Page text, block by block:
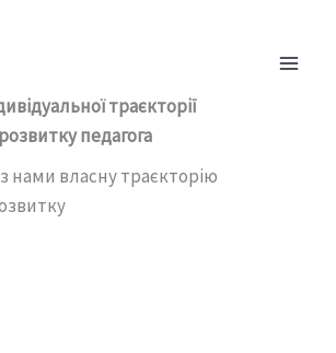
траєкторії
педагога
нами власну траєкторію